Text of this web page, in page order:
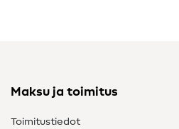
Maksu ja toimitus
Toimitustiedot